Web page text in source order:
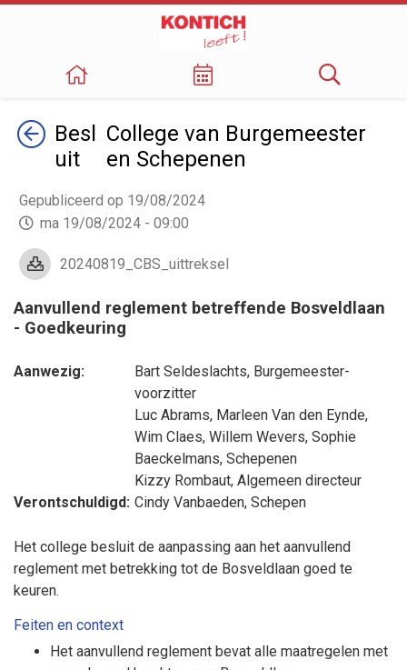
TerugBesl
uit
College van Burgemeester
en Schepenen
Gepubliceerd op 19/08/2024
ma 19/08/2024 - 09:00
20240819_CBS_uittreksel
Aanvullend reglement betreffende Bosveldlaan
- Goedkeuring
Aanwezig: Bart Seldeslachts, Burgemeester-
voorzitter
Luc Abrams, Marleen Van den Eynde,
Wim Claes, Willem Wevers, Sophie
Baeckelmans, Schepenen
Kizzy Rombaut, Algemeen directeur
Verontschuldigd: Cindy Vanbaeden, Schepen
Het college besluit de aanpassing aan het aanvullend
reglement met betrekking tot de Bosveldlaan goed te
keuren.
Feiten en context
Het aanvullend reglement bevat alle maatregelen met